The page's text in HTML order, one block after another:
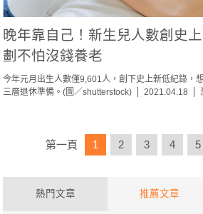
晚年靠自己！新生兒人數創史
劃不怕沒錢養老
今年元月出生人數僅9,601人，創下史上新低紀錄，
三層退休準備。(圖／shutterstock)
2021.04.18
第一頁 1 2 3 4 5
熱門文章 推薦文章